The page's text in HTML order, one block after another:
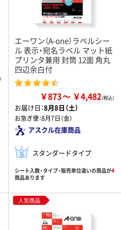
エーワン（A-one）ラベルシー
ル 表示・宛名ラベル マット紙
プリンタ兼用 封筒 12面 角丸
四辺余白付
￥873 ￥4,482
お届け日：8月8日（土）
お急ぎ便：8月7日（金）
アスクル在庫商品
スタンダードタイプ
シート入数・タイプ・販売単位違いの商品が4
商品あります
人気商品